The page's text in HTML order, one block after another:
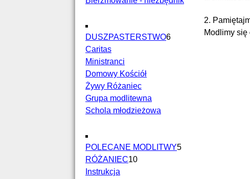
DUSZPASTERSTWO6
Caritas
Ministranci
Domowy Kościół
Żywy Różaniec
Grupa modlitewna
Schola młodzieżowa
POLECANE MODLITWY5
RÓŻANIEC10
Instrukcja
2.
Modlimy